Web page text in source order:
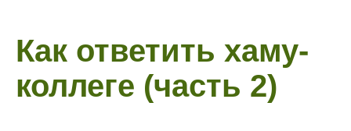
Как ответить хаму-
коллеге (часть 2)